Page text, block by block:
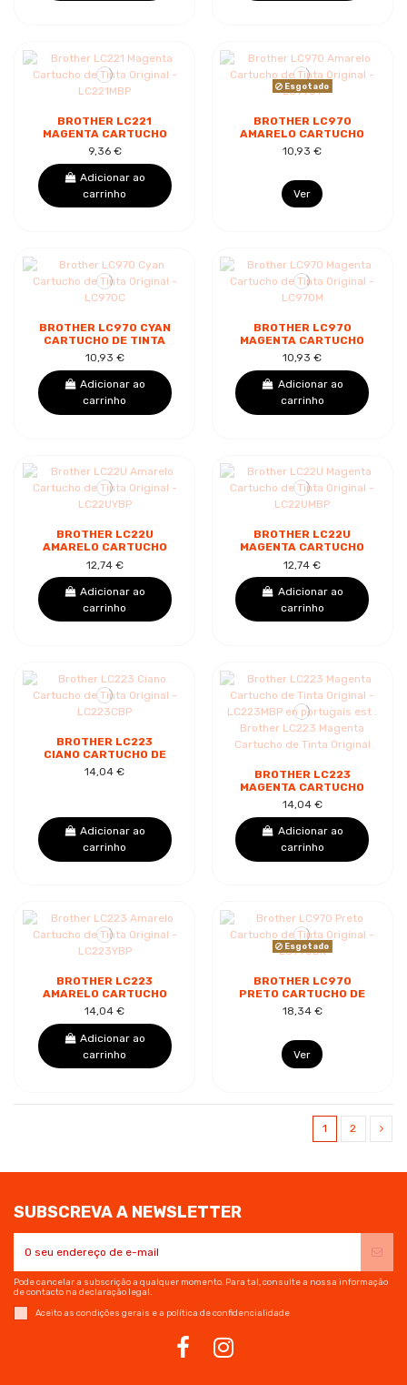
BROTHER LC221
MAGENTA CARTUCHO
DE TINTA ORIGINAL -
LC221MBP
9,36 €
Adicionar ao
carrinho
Esgotado
BROTHER LC970
AMARELO CARTUCHO
DE TINTA ORIGINAL -
LC970Y
10,93 €
Ver
BROTHER LC970 CYAN
CARTUCHO DE TINTA
ORIGINAL - LC970C
10,93 €
Adicionar ao
carrinho
BROTHER LC970
MAGENTA CARTUCHO
DE TINTA ORIGINAL -
LC970M
10,93 €
Adicionar ao
carrinho
BROTHER LC22U
AMARELO CARTUCHO
DE TINTA ORIGINAL -
LC22UYBP
12,74 €
Adicionar ao
carrinho
BROTHER LC22U
MAGENTA CARTUCHO
DE TINTA ORIGINAL -
LC22UMBP
12,74 €
Adicionar ao
carrinho
BROTHER LC223
CIANO CARTUCHO DE
TINTA ORIGINAL -
LC223CBP
14,04 €
Adicionar ao
carrinho
BROTHER LC223
MAGENTA CARTUCHO
DE TINTA ORIGINAL -
LC223MBP EN
PORTUGAIS EST :
BROTHER...
14,04 €
Adicionar ao
carrinho
BROTHER LC223
AMARELO CARTUCHO
DE TINTA ORIGINAL -
LC223YBP
14,04 €
Adicionar ao
carrinho
Esgotado
BROTHER LC970
PRETO CARTUCHO DE
TINTA ORIGINAL -
LC970BK
18,34 €
Ver
1 2
SUBSCREVA A NEWSLETTER
Pode cancelar a subscrição a qualquer momento. Para tal, consulte a nossa informação
de contacto na declaração legal.
Aceito as condições gerais e a política de confidencialidade